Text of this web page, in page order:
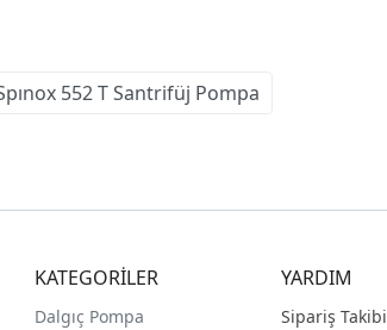
552 T Santrifüj Pompa
KATEGORİLER
Dalgıç Pompa
YARDIM
Sipariş Takibi